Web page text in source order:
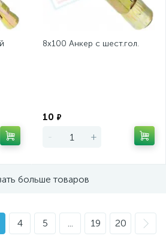
8х100 Анкер с шест.гол.
10 ₽
- +
больше товаров
4 5 ... 19 20